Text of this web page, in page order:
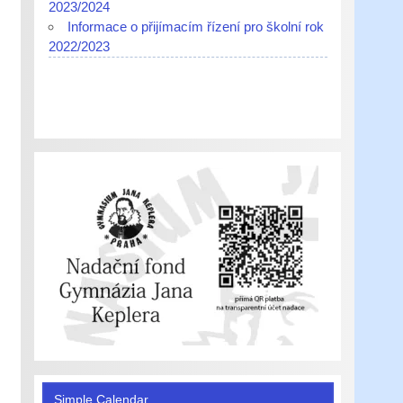
2023/2024
Informace o přijímacím řízení pro školní rok
2022/2023
Simple Calendar